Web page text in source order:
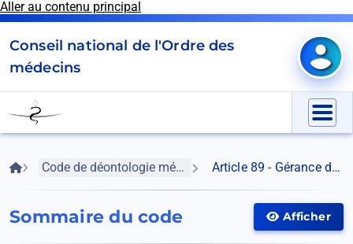
Aller au contenu principal
Menu
to
homepage
Conseil national de l'Ordre des
médecins
Mon
Fil
d'Ariane
AccueilCode de déontologie médicaleArticle 89 - Gérance de cabinet
Sommaire du code
Afficher
Afficher
Panneau de gestion des cookies